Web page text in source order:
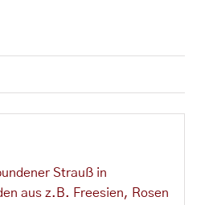
Strauß in
aus z.B. Freesien, Rosen